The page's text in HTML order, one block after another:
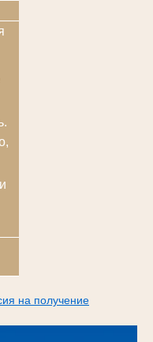
на получение